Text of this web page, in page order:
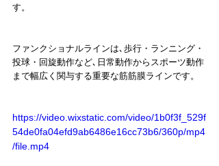
す。
ファンクショナルラインは､歩行・ランニング・
投球・回旋動作など､日常動作からスポーツ動作
まで幅広く関与する重要な筋筋膜ラインです。
https://video.wixstatic.com/video/1b0f3f_529f
54de0fa04efd9ab6486e16cc73b6/360p/mp4
/file.mp4